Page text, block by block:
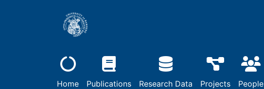
Home Publications Research Data Projects People